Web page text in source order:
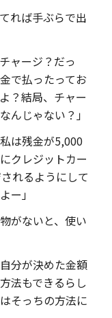
れば手ぶらで出
ャージ？だっ
で払ったってお
？結局、チャー
んじゃない？」
は残金が5,000
クレジットカー
れるようにして
ー」
がないと、使い
分が決めた金額
法もできるらし
そっちの方法に